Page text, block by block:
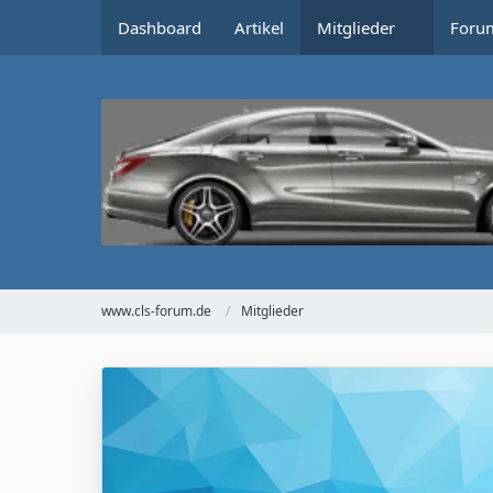
Dashboard Artikel Mitglieder
www.cls-forum.de Mitglieder